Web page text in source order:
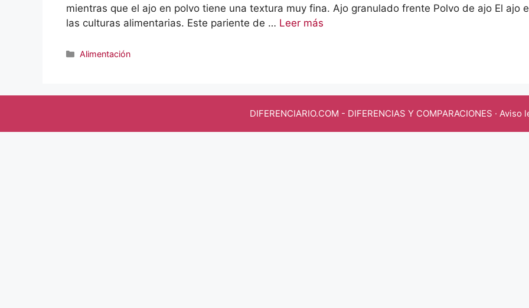
mientras que el ajo en polvo tiene una textura muy fina. Ajo granulado frente Polvo de ajo El ajo
las culturas alimentarias. Este pariente de … Leer más
Categorías
Alimentación
DIFERENCIARIO.COM - DIFERENCIAS Y COMPARACIONES · Aviso